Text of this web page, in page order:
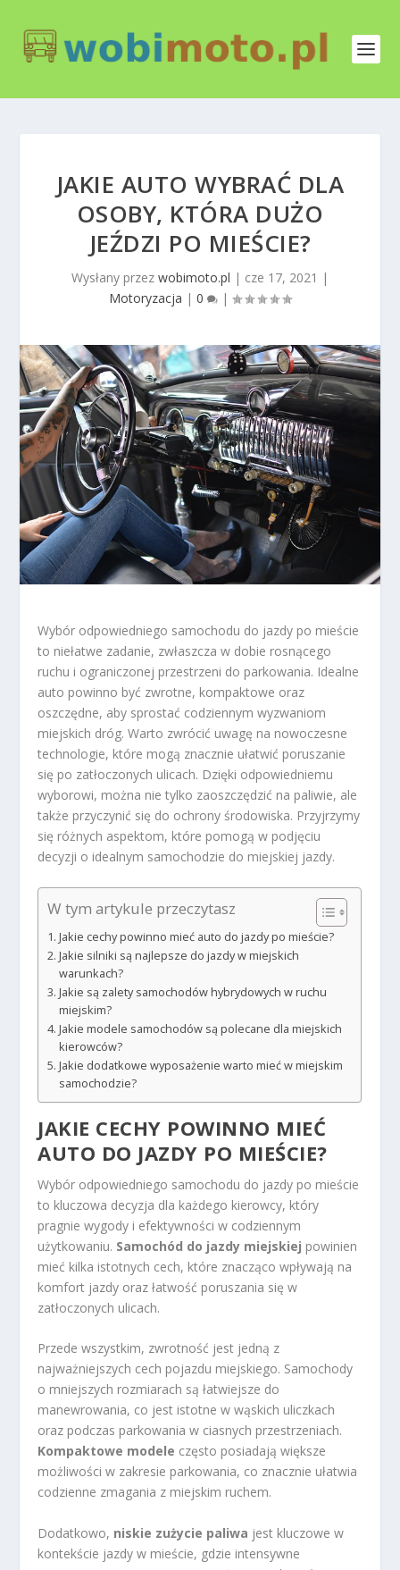
JAKIE AUTO WYBRAĆ DLA
OSOBY, KTÓRA DUŻO
JEŹDZI PO MIEŚCIE?
Wysłany przez wobimoto.pl | cze 17, 2021 |
Motoryzacja | 0 |
Wybór odpowiedniego samochodu do jazdy po mieście
to niełatwe zadanie, zwłaszcza w dobie rosnącego
ruchu i ograniczonej przestrzeni do parkowania. Idealne
auto powinno być zwrotne, kompaktowe oraz
oszczędne, aby sprostać codziennym wyzwaniom
miejskich dróg. Warto zwrócić uwagę na nowoczesne
technologie, które mogą znacznie ułatwić poruszanie
się po zatłoczonych ulicach. Dzięki odpowiedniemu
wyborowi, można nie tylko zaoszczędzić na paliwie, ale
także przyczynić się do ochrony środowiska. Przyjrzymy
się różnych aspektom, które pomogą w podjęciu
decyzji o idealnym samochodzie do miejskiej jazdy.
W tym artykule przeczytasz
Jakie cechy powinno mieć auto do jazdy po mieście?
Jakie silniki są najlepsze do jazdy w miejskich
warunkach?
Jakie są zalety samochodów hybrydowych w ruchu
miejskim?
Jakie modele samochodów są polecane dla miejskich
kierowców?
Jakie dodatkowe wyposażenie warto mieć w miejskim
samochodzie?
JAKIE CECHY POWINNO MIEĆ
AUTO DO JAZDY PO MIEŚCIE?
Wybór odpowiedniego samochodu do jazdy po mieście
to kluczowa decyzja dla każdego kierowcy, który
pragnie wygody i efektywności w codziennym
użytkowaniu. Samochód do jazdy miejskiej powinien
mieć kilka istotnych cech, które znacząco wpływają na
komfort jazdy oraz łatwość poruszania się w
zatłoczonych ulicach.
Przede wszystkim, zwrotność jest jedną z
najważniejszych cech pojazdu miejskiego. Samochody
o mniejszych rozmiarach są łatwiejsze do
manewrowania, co jest istotne w wąskich uliczkach
oraz podczas parkowania w ciasnych przestrzeniach.
Kompaktowe modele często posiadają większe
możliwości w zakresie parkowania, co znacznie ułatwia
codzienne zmagania z miejskim ruchem.
Dodatkowo, niskie zużycie paliwa jest kluczowe w
kontekście jazdy w mieście, gdzie intensywne